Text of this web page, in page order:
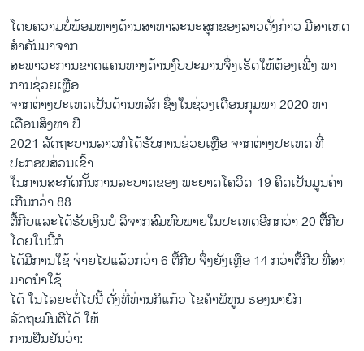
ໂດຍຄວາມບໍ່ພ້ອມທາງດ້ານສາທາລະນະສຸກຂອງລາວດັ່ງກ່າວ ມີສາເຫດ
ສຳຄັນມາຈາກ
ສະພາວະການຂາດແຄນທາງດ້ານງົບປະມານຈຶ່ງເຮັດໃຫ້ຕ້ອງເພີ່ງ ພາ
ການຊ່ວຍເຫຼືອ
ຈາກຕ່າງປະເທດເປັນດ້ານຫລັກ ຊຶ່ງໃນຊ່ວງເດືອນກຸມພາ 2020 ຫາ
ເດືອນສິງຫາ ປີ
2021 ລັດຖະບານລາວກໍໄດ້ຮັບການຊ່ວຍເຫຼືອ ຈາກຕ່າງປະເທດ ທີ່
ປະກອບສ່ວນເຂົ້າ
ໃນການສະກັດກັ້ນການລະບາດຂອງ ພະຍາດໂຄວິດ-19 ຄິດເປັນມູນຄ່າ
ເກີນກວ່າ 88
ຕື້ກີບແລະໄດ້ຮັບເງິນບໍ ລິຈາກສົມທົບພາຍໃນປະເທດອີກກວ່າ 20 ຕຶື້ກີບ
ໂດຍໃນນີ້ກໍ
ໄດ້ມີການໃຊ້ ຈ່າຍໄປແລ້ວກວ່າ 6 ຕື້ກີບ ຈຶ່ງຍັງເຫຼືອ 14 ກວ່າຕື້ກີບ ທີ່ສາ
ມາດນໍາໃຊ້
ໄດ້ ໃນໄລຍະຕໍ່ໄປນີ້ ດັ່ງທີ່ທ່ານກິແກ້ວ ໄຂຄຳພິທູນ ຮອງນາຍົກ
ລັດຖະມົນຕີໄດ້ ໃຫ້
ການຢືນຢັນວ່າ: